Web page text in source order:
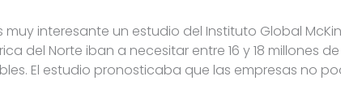
muy interesante un estudio del Instituto Global
del Norte iban a necesitar entre 16 y 18 millones
El estudio pronosticaba que las empresas no